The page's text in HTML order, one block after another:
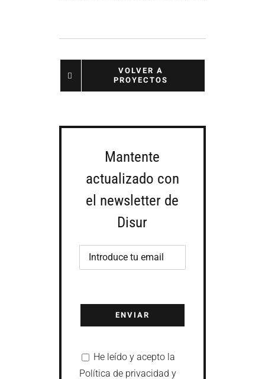
VOLVER A
PROYECTOS
Mantente
actualizado con
el newsletter de
Disur
He leído y acepto la
Política de privacidad y